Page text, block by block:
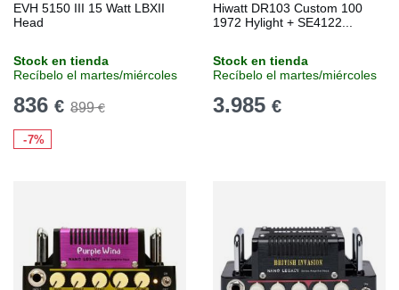
EVH 5150 III 15 Watt LBXII
Head
Stock en tienda
Recíbelo el martes/miércoles
836 € 899€
-7%
Hiwatt DR103 Custom 100
1972 Hylight + SE4122...
Stock en tienda
Recíbelo el martes/miércoles
3.985 €